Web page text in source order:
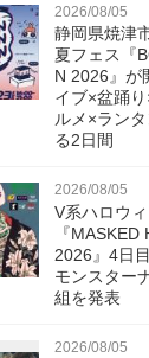
2026/08/05
静岡県焼津
夏フェス『
N 2026』
イブ×盆踊
ルメ×ラン
る2日間
2026/08/05
V系ハロウ
『
2026』4日
モンスター
組を発表
2026/08/05